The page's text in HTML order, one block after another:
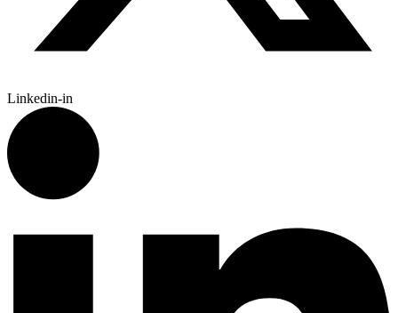
Linkedin-in